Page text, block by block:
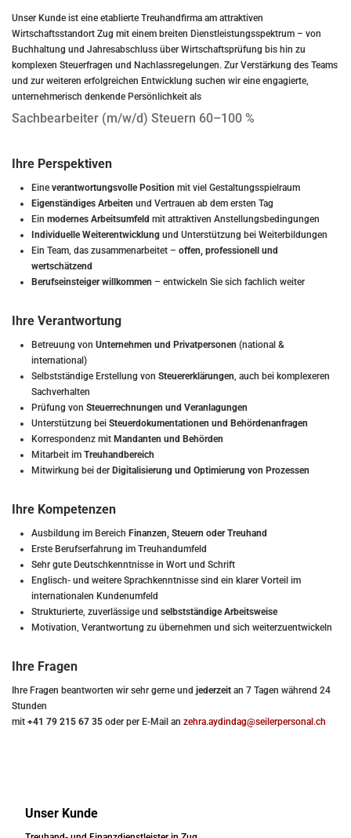
Unser Kunde ist eine etablierte Treuhandfirma am attraktiven
Wirtschaftsstandort Zug mit einem breiten Dienstleistungsspektrum – von
Buchhaltung und Jahresabschluss über Wirtschaftsprüfung bis hin zu
komplexen Steuerfragen und Nachlassregelungen. Zur Verstärkung des Teams
und zur weiteren erfolgreichen Entwicklung suchen wir eine engagierte,
unternehmerisch denkende Persönlichkeit als
Sachbearbeiter (m/w/d) Steuern 60–100 %
Ihre Perspektiven
Eine verantwortungsvolle Position mit viel Gestaltungsspielraum
Eigenständiges Arbeiten und Vertrauen ab dem ersten Tag
Ein modernes Arbeitsumfeld mit attraktiven Anstellungsbedingungen
Individuelle Weiterentwicklung und Unterstützung bei Weiterbildungen
Ein Team, das zusammenarbeitet – offen, professionell und
wertschätzend
Berufseinsteiger willkommen – entwickeln Sie sich fachlich weiter
Ihre Verantwortung
Betreuung von Unternehmen und Privatpersonen (national &
international)
Selbstständige Erstellung von Steuererklärungen , auch bei komplexeren
Sachverhalten
Prüfung von Steuerrechnungen und Veranlagungen
Unterstützung bei Steuerdokumentationen und Behördenanfragen
Korrespondenz mit Mandanten und Behörden
Mitarbeit im Treuhandbereich
Mitwirkung bei der Digitalisierung und Optimierung von Prozessen
Ihre Kompetenzen
Ausbildung im Bereich Finanzen, Steuern oder Treuhand
Erste Berufserfahrung im Treuhandumfeld
Sehr gute Deutschkenntnisse in Wort und Schrift
Englisch- und weitere Sprachkenntnisse sind ein klarer Vorteil im
internationalen Kundenumfeld
Strukturierte, zuverlässige und selbstständige Arbeitsweise
Motivation, Verantwortung zu übernehmen und sich weiterzuentwickeln
Ihre Fragen
Ihre Fragen beantworten wir sehr gerne und jederzeit an 7 Tagen während 24
Stunden
mit +41 79 215 67 35 oder per E-Mail an zehra.aydindag@seilerpersonal.ch
Unser Kunde